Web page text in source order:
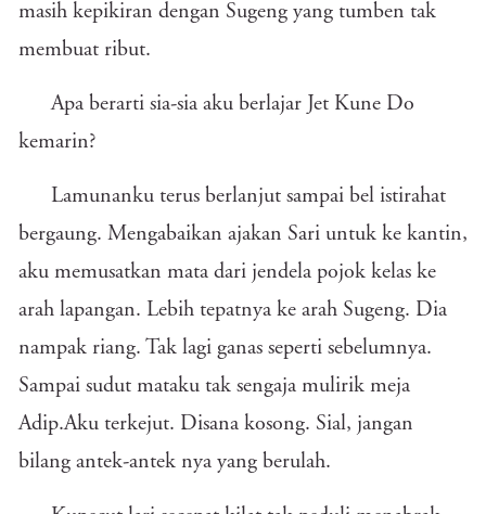
masih kepikiran dengan Sugeng yang tumben tak
membuat ribut.
Apa berarti sia-sia aku berlajar Jet Kune Do
kemarin?
Lamunanku terus berlanjut sampai bel istirahat
bergaung. Mengabaikan ajakan Sari untuk ke kantin,
aku memusatkan mata dari jendela pojok kelas ke
arah lapangan. Lebih tepatnya ke arah Sugeng. Dia
nampak riang. Tak lagi ganas seperti sebelumnya.
Sampai sudut mataku tak sengaja mulirik meja
Adip.Aku terkejut. Disana kosong. Sial, jangan
bilang antek-antek nya yang berulah.